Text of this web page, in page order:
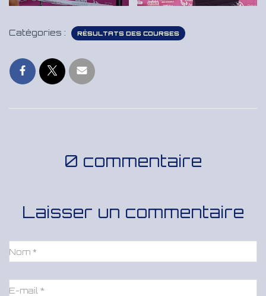
Catégories : RÉSULTATS DES COURSES
0 commentaire
Laisser un commentaire
Nom *
E-mail *